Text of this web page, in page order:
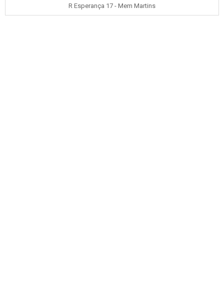
R Esperança 17 - Mem Martins